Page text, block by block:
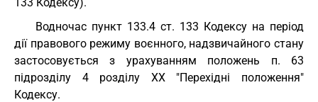
Водночас пункт 133.4 ст. 133 Кодексу на період
дії правового режиму воєнного, надзвичайного стану
застосовується з урахуванням положень п. 63
підрозділу 4 розділу XX "Перехідні положення"
Кодексу.